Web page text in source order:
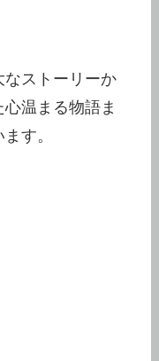
なストーリーか
温まる物語ま
す。